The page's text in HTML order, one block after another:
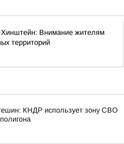
Хинштейн: Внимание жителям
территорий
КНДР использует зону СВО